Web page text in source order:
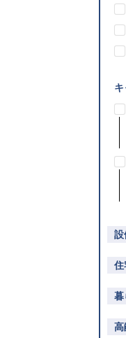
設
く住
く暮
く高